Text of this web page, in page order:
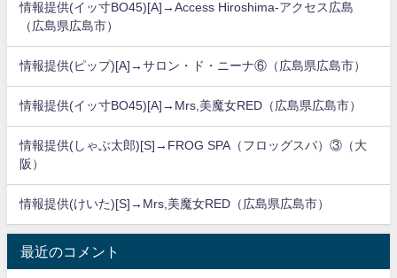
情報提供(イッ寸BO45)[A]→Access Hiroshima-アクセス広島
（広島県広島市）
情報提供(ピップ)[A]→サロン・ド・ニーナ⑥（広島県広島市）
情報提供(イッ寸BO45)[A]→Mrs,美魔女RED（広島県広島市）
情報提供(しゃぶ太郎)[S]→FROG SPA（フロッグスパ）③（大
阪）
情報提供(けいた)[S]→Mrs,美魔女RED（広島県広島市）
最近のコメント